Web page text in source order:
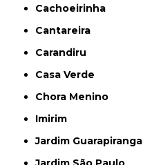
Cachoeirinha
Cantareira
Carandiru
Casa Verde
Chora Menino
Imirim
Jardim Guarapiranga